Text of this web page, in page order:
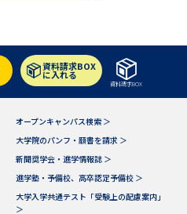
資料請求BOX
に入れる
資料請求BOX
オープンキャンパス検索 ＞
大学院のパンフ・願書を請求 ＞
新聞奨学会・進学情報誌 ＞
進学塾・予備校、高卒認定予備校 ＞
大学入学共通テスト「受験上の配慮案内」
＞